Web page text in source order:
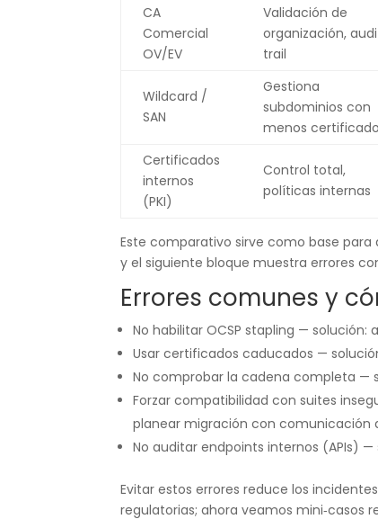
CA
Comercial
OV/EV
Validación de
organización,
trail
Wildcard /
SAN
Gestiona
subdominios con
menos
Certificados
internos
(PKI)
Control total,
políticas internas
Este comparativo sirve como base
y el siguiente bloque muestra errores
Errores comunes y
No habilitar OCSP stapling —
Usar certificados caducados —
No comprobar la cadena completa —
Forzar compatibilidad con suites
planear migración con comunicación
No auditar endpoints internos (APIs)
Evitar estos errores reduce los
regulatorias; ahora veamos mini‑casos